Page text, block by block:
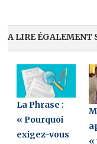
A LIRE ÉGALEMENT
La Phrase :
« Pourquoi
exigez-vous
«